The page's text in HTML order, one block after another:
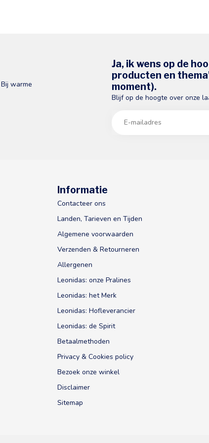
warme
Ja, ik wens op de
producten en
moment).
Blijf op de hoogte over onze
Informatie
Contacteer ons
Landen, Tarieven en Tijden
Algemene voorwaarden
Verzenden & Retourneren
Allergenen
Leonidas: onze Pralines
Leonidas: het Merk
Leonidas: Hofleverancier
Leonidas: de Spirit
Betaalmethoden
Privacy & Cookies policy
Bezoek onze winkel
Disclaimer
Sitemap